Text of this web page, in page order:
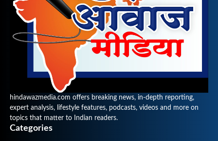
hindawazmedia.com offers breaking news, in-depth reporting,
expert analysis, lifestyle features, podcasts, videos and more on
topics that matter to Indian readers.
Categories